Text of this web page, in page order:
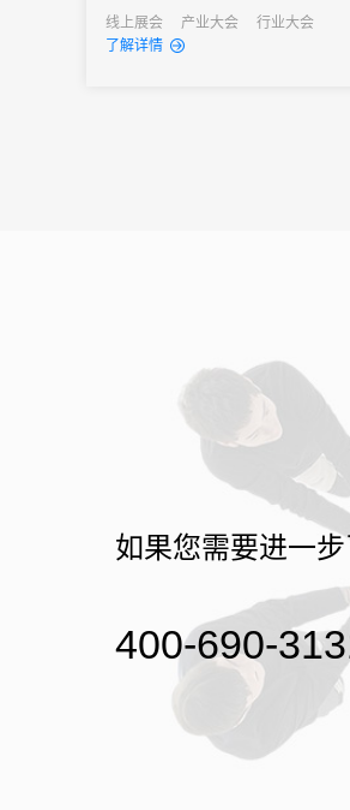
投资、促进产业落地为核心目标的专
界500强、行业龙头、投资机构和商会
线上展会 产业大会
行业大会
了解详情
如果您需要进一步
400-690-